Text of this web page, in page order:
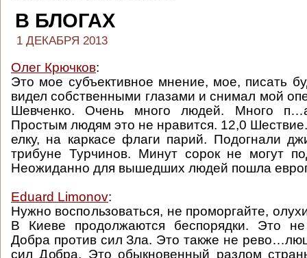
В БЛОГАХ
1 ДЕКАБРЯ 2013
Олег Крючков:
Это мое субъективное мнение, мое, писать
видел собственными глазами и снимал мой
Шевченко. Очень много людей. Много
Простым людям это не нравится. 12,0
елку, на каркасе флаги парий. Подогнали
трибуне Турчинов. Минут сорок не могут
Неожиданно для вышедших людей пошла
Eduard Limonov:
Нужно воспользоваться, не проморгайте,
В Киеве продолжаются беспорядки. Это
Добра против сил Зла. Это также не
сил Добра. Это обыкновенный разлом